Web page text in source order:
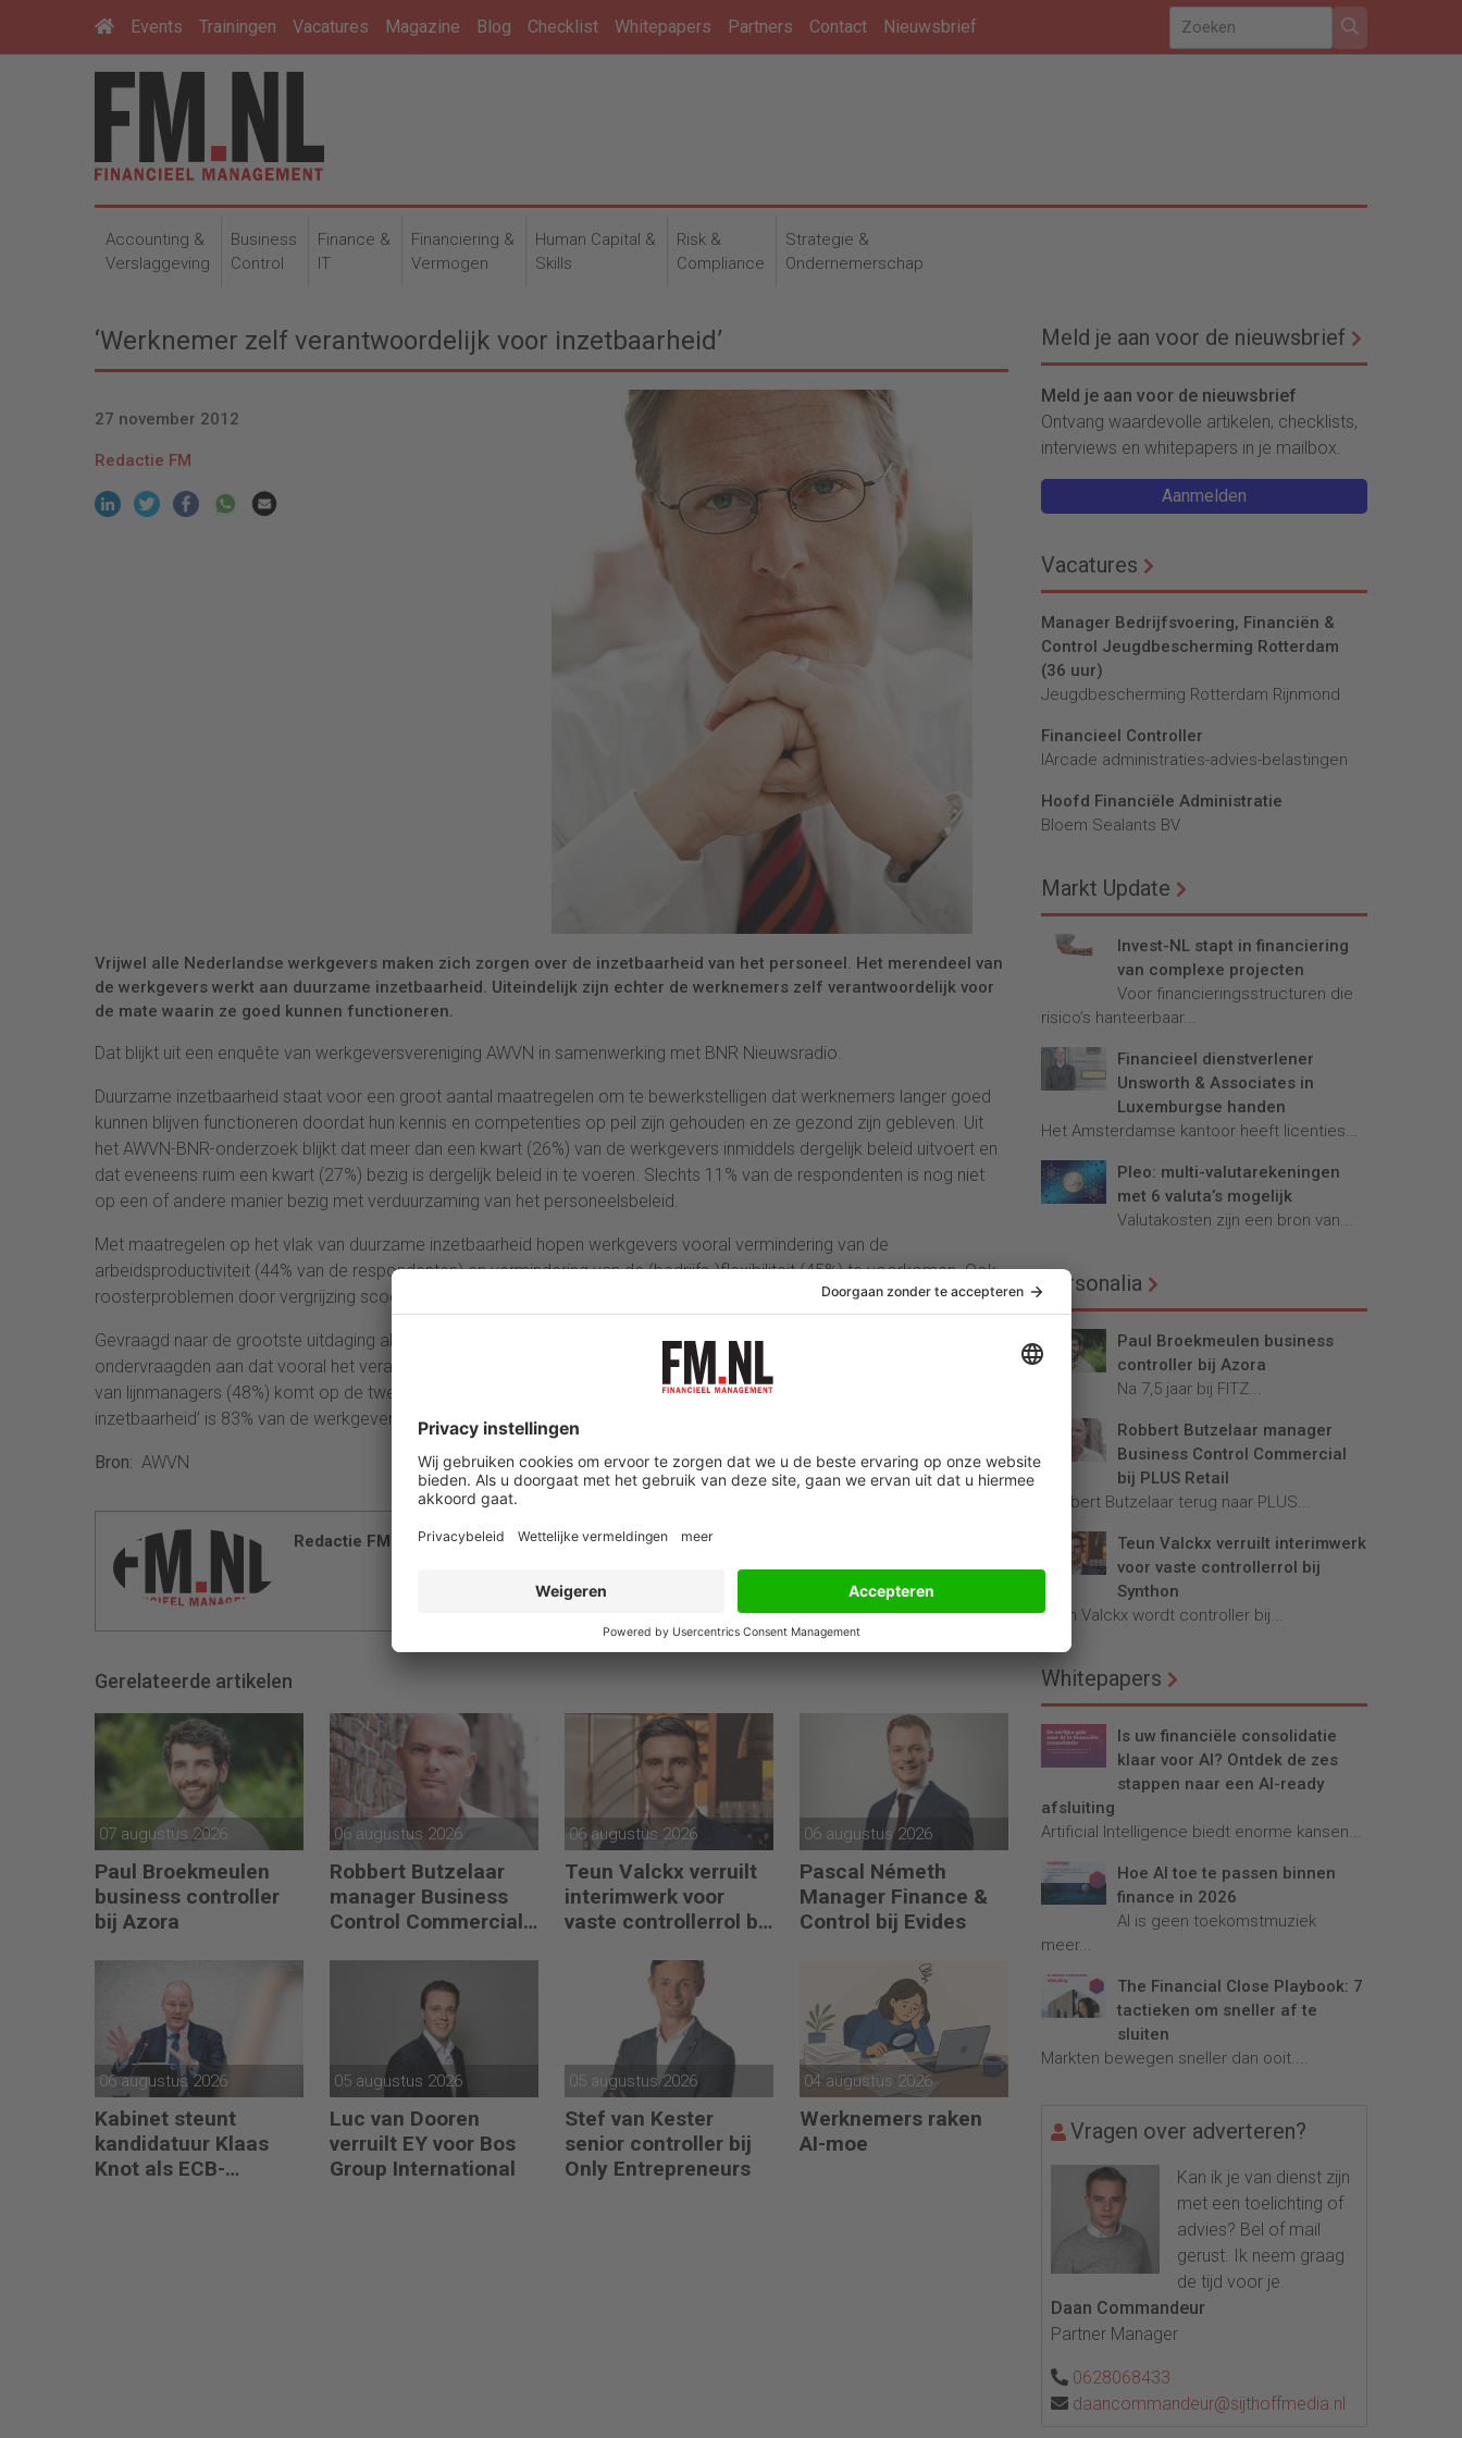
Events Trainingen Vacatures Magazine Blog Checklist Whitepapers Partners Contact Nieuwsbrief
Accounting &
Verslaggeving
Business
Control
Finance &
IT
Financiering &
Vermogen
Human Capital &
Skills
Risk &
Compliance
Strategie &
Ondernemerschap
‘Werknemer zelf verantwoordelijk voor inzetbaarheid’
27 november 2012
Redactie FM
Vrijwel alle Nederlandse werkgevers maken zich zorgen over de inzetbaarheid van het personeel. Het merendeel van
de werkgevers werkt aan duurzame inzetbaarheid. Uiteindelijk zijn echter de werknemers zelf verantwoordelijk voor
de mate waarin ze goed kunnen functioneren.
Dat blijkt uit een enquête van werkgeversvereniging AWVN in samenwerking met BNR Nieuwsradio.
Duurzame inzetbaarheid staat voor een groot aantal maatregelen om te bewerkstelligen dat werknemers langer goed
kunnen blijven functioneren doordat hun kennis en competenties op peil zijn gehouden en ze gezond zijn gebleven. Uit
het AWVN-BNR-onderzoek blijkt dat meer dan een kwart (26%) van de werkgevers inmiddels dergelijk beleid uitvoert en
dat eveneens ruim een kwart (27%) bezig is dergelijk beleid in te voeren. Slechts 11% van de respondenten is nog niet
op een of andere manier bezig met verduurzaming van het personeelsbeleid.
Met maatregelen op het vlak van duurzame inzetbaarheid hopen werkgevers vooral vermindering van de
arbeidsproductiviteit (44% van de respondenten) en vermindering van de (bedrijfs-)flexibiliteit (45%) te voorkomen. Ook
roosterproblemen door vergrijzing scoort hoog als verwacht probleem (40%).
Gevraagd naar de grootste uitdaging als het gaat om ontwikkeling van duurzame inzetbaarheid geeft 88% van de
ondervraagden aan dat vooral het verantwoordelijkheidsgevoel van medewerkers hen zorgen baart. De medewerking
van lijnmanagers (48%) komt op de tweede plaats. Met de stelling ‘De werknemer is zelf verantwoordelijk voor zijn
inzetbaarheid’ is 83% van de werkgevers het eens.
Bron: AWVN
Redactie FM
Gerelateerde artikelen
07 augustus 2026
Paul Broekmeulen
business controller
bij Azora
06 augustus 2026
Robbert Butzelaar
manager Business
Control Commercial
06 augustus 2026
Teun Valckx verruilt
interimwerk voor
vaste controllerrol bij
06 augustus 2026
Pascal Németh
Manager Finance &
Control bij Evides
06 augustus 2026
Kabinet steunt
kandidatuur Klaas
Knot als ECB-
05 augustus 2026
Luc van Dooren
verruilt EY voor Bos
Group International
05 augustus 2026
Stef van Kester
senior controller bij
Only Entrepreneurs
04 augustus 2026
Werknemers raken
AI-moe
Meld je aan voor de nieuwsbrief
Meld je aan voor de nieuwsbrief
Ontvang waardevolle artikelen, checklists,
interviews en whitepapers in je mailbox.
Aanmelden
Vacatures
Manager Bedrijfsvoering, Financiën &
Control Jeugdbescherming Rotterdam
(36 uur)
Jeugdbescherming Rotterdam Rijnmond
Financieel Controller
lArcade administraties-advies-belastingen
Hoofd Financiële Administratie
Bloem Sealants BV
Markt Update
Invest-NL stapt in financiering
van complexe projecten
Voor financieringsstructuren die
risico’s hanteerbaar...
Financieel dienstverlener
Unsworth & Associates in
Luxemburgse handen
Het Amsterdamse kantoor heeft licenties...
Pleo: multi-valutarekeningen
met 6 valuta’s mogelijk
Valutakosten zijn een bron van...
Personalia
Paul Broekmeulen business
controller bij Azora
Na 7,5 jaar bij FITZ...
Robbert Butzelaar manager
Business Control Commercial
bij PLUS Retail
Robbert Butzelaar terug naar PLUS...
Teun Valckx verruilt interimwerk
voor vaste controllerrol bij
Synthon
Teun Valckx wordt controller bij...
Whitepapers
Is uw financiële consolidatie
klaar voor AI? Ontdek de zes
stappen naar een AI-ready
afsluiting
Artificial Intelligence biedt enorme kansen...
Hoe AI toe te passen binnen
finance in 2026
AI is geen toekomstmuziek
meer...
The Financial Close Playbook: 7
tactieken om sneller af te
sluiten
Markten bewegen sneller dan ooit....
Vragen over adverteren?
Kan ik je van dienst zijn
met een toelichting of
advies? Bel of mail
gerust. Ik neem graag
de tijd voor je.
Daan Commandeur
Partner Manager
0628068433
daancommandeur@sijthoffmedia.nl